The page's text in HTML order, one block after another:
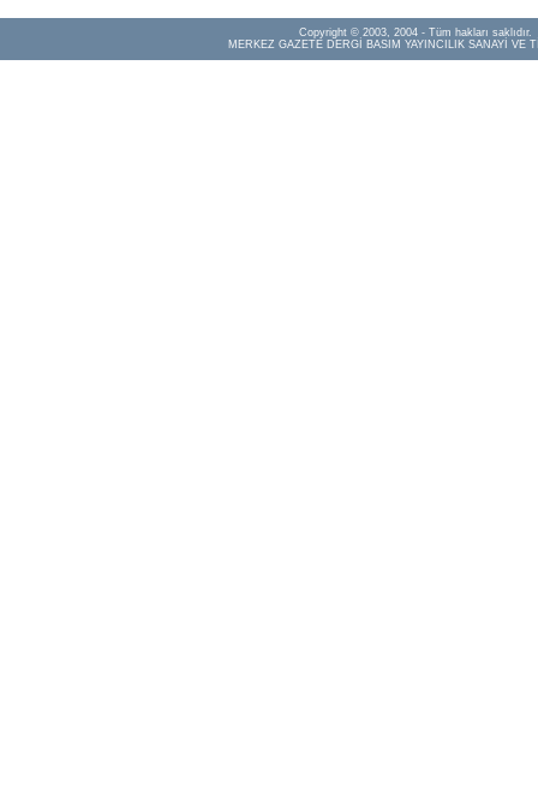
Copyright © 2003, 2004 - Tüm hakları saklıdır.
MERKEZ GAZETE DERGİ BASIM YAYINCILIK SANAYİ VE